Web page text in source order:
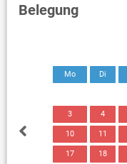
Belegung
Mo Di
3 4
10 11
17 18